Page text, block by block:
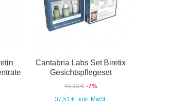
Cantabria Labs Set Biretix
Gesichtspflegeset
40,33 € -7%
37,51 € inkl. MwSt.